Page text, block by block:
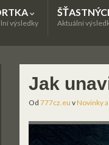
výsledky Aktuální
Jak
Od 777cz.eu vNovinky